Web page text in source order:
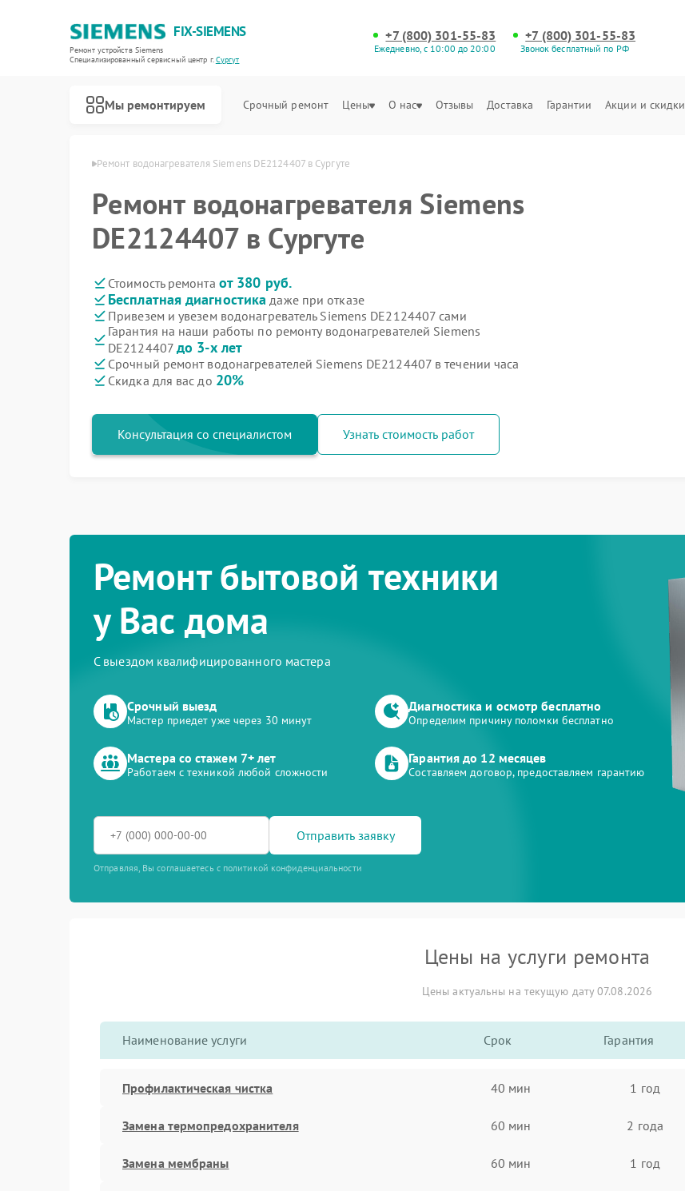
FIX-SIEMENS
Ремонт устройств Siemens
Специализированный cервисный центр г.Сургут
+7 (800) 301-55-83
Ежедневно, с 10:00 до 20:00
+7 (800) 301-55-83
Звонок бесплатный по РФ
Мы ремонтируем Срочный ремонт Цены О нас Отзывы Доставка Гарантии Акции и скидки
Ремонт водонагревателя Siemens DE2124407 в Сургуте
Ремонт водонагревателя Siemens
DE2124407 в Сургуте
Стоимость ремонта от 380 руб.
Бесплатная диагностика даже при отказе
Привезем и увезем водонагреватель Siemens DE2124407 сами
Гарантия на наши работы по ремонту водонагревателей Siemens
DE2124407 до 3-х лет
Срочный ремонт водонагревателей Siemens DE2124407 в течении часа
Скидка для вас до 20%
Консультация со специалистом Узнать стоимость работ
Ремонт бытовой техники
у Вас дома
С выездом квалифицированного мастера
Срочный выезд
Мастер приедет уже через 30 минут
Диагностика и осмотр бесплатно
Определим причину поломки бесплатно
Мастера со стажем 7+ лет
Работаем с техникой любой сложности
Гарантия до 12 месяцев
Составляем договор, предоставляем гарантию
Отправить заявку
Отправляя, Вы соглашаетесь с политикой конфиденциальности
Цены на услуги ремонта
Цены актуальны на текущую дату 07.08.2026
Наименование услуги Срок Гарантия
Профилактическая чистка 40 мин 1 год
Замена термопредохранителя 60 мин 2 года
Замена мембраны 60 мин 1 год